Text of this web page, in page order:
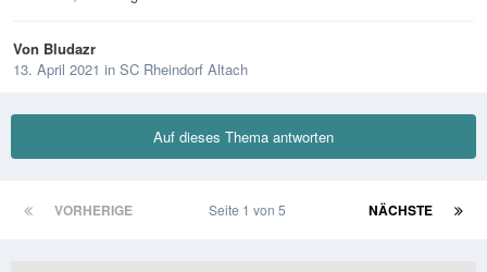
Von Bludazr
13. April 2021 in SC Rheindorf Altach
Auf dieses Thema antworten
VORHERIGE NÄCHSTE
Seite 1 von 5